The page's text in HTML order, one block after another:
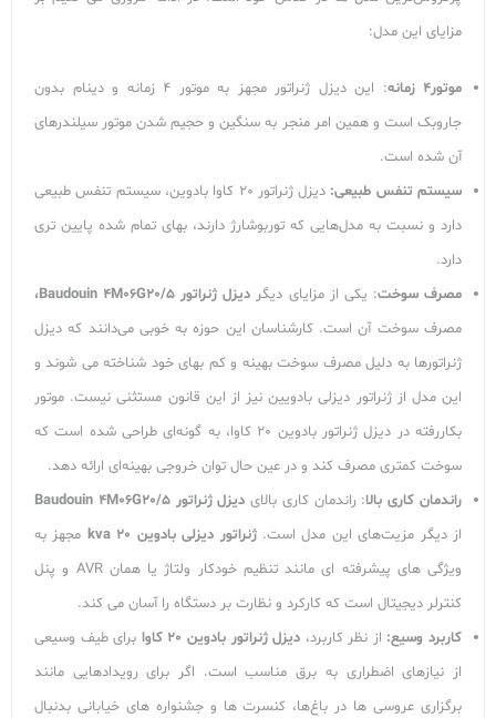
مزایای این مدل:
موتور4 زمانه
: این دیزل ژنراتور مجهز به موتور 4 زمانه و دینام بدون
جاروبک است و همین امر منجر به سنگین و حجیم شدن موتور سیلندرهای
آن شده است.
سیستم تنفس طبیعی:
دیزل ژنراتور 20 کاوا بادوین، سیستم تنفس طبیعی
دارد و نسبت به مدل‌هایی که توربوشارژ دارند، بهای تمام شده پایین تری
دارد.
مصرف سوخت: یکی از مزایای دیگر دیزل ژنراتور Baudouin 4M06G20/5،
مصرف سوخت آن است. کارشناسان این حوزه به خوبی می‌دانند که دیزل
ژنراتورها به دلیل مصرف سوخت بهینه و کم بهای خود شناخته می شوند و
این مدل از ژنراتور دیزلی بادویین نیز از این قانون مستثنی نیست. موتور
بکاررفته در دیزل ژنراتور بادوین 20 کاوا، به گونه‌ای طراحی شده است که
سوخت کمتری مصرف کند و در عین حال توان خروجی بهینه‌ای ارائه دهد.
راندمان کاری بالا: راندمان کاری بالای دیزل ژنراتور Baudouin 4M06G20/5
از دیگر مزیت‌های این مدل است.ژنراتور دیزلی بادوین 20 kva
مجهز به
ویژگی های پیشرفته ای مانند تنظیم خودکار ولتاژ یا همان AVR و پنل
کنترلر دیجیتال است که کارکرد و نظارت بر دستگاه را آسان‌ می کند.
کاربرد وسیع: از نظر کاربرد، دیزل ژنراتور بادوین 20 کاوا
برای طیف وسیعی
از نیازهای اضطراری به برق مناسب است. اگر برای رویدادهایی مانند
برگزاری عروسی ها در باغ‌ها، کنسرت ها و جشنواره های خیابانی بدنبال